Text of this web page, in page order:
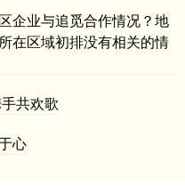
企业与追觅合作情况？地
在区域初排没有相关的情
共欢歌
心